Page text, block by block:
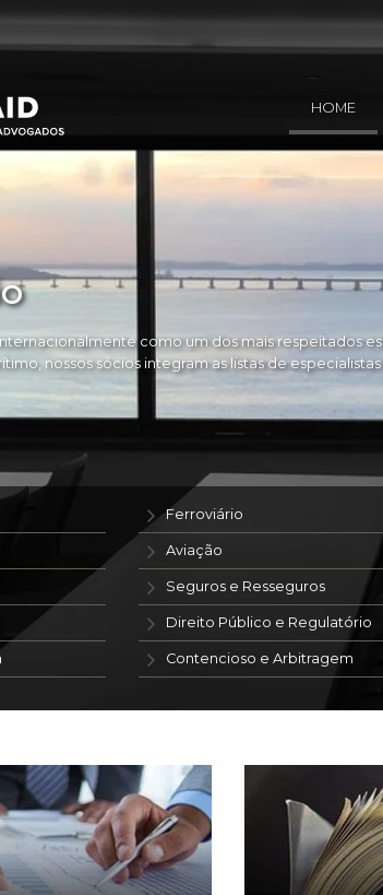
HOME
como um dos mais respeitados
nossos sócios integram as listas de especialistas
Ferroviário
Aviação
Seguros e Resseguros
Direito Público e Regulatório
Contencioso e Arbitragem